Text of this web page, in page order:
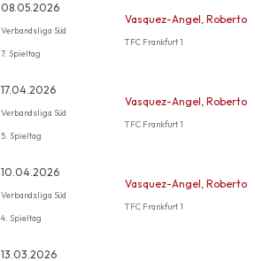
08.05.2026
Verbandsliga Süd
7. Spieltag
Vasquez-Angel, Roberto
TFC Frankfurt 1
17.04.2026
Verbandsliga Süd
5. Spieltag
Vasquez-Angel, Roberto
TFC Frankfurt 1
10.04.2026
Verbandsliga Süd
4. Spieltag
Vasquez-Angel, Roberto
TFC Frankfurt 1
13.03.2026